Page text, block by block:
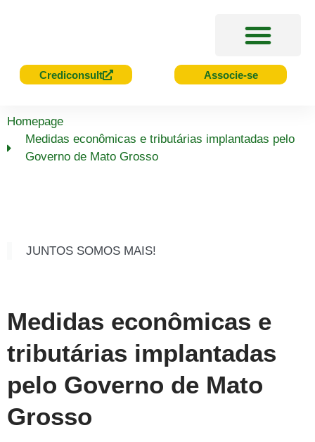
Crediconsult Associe-se
Homepage
Medidas econômicas e tributárias implantadas pelo
Governo de Mato Grosso
JUNTOS SOMOS MAIS!
Medidas econômicas e
tributárias implantadas
pelo Governo de Mato
Grosso